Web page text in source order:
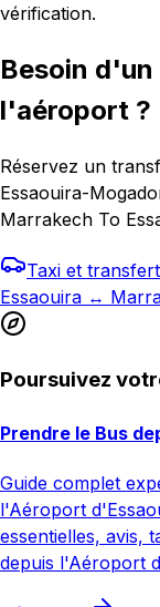
vérification.
Besoin
l'aéroport ?
Réservez un
Essaouira-
Marrakech To
Taxi et
Essaouira ↔
Poursuivez
Prendre le Bus
Guide complet
l'Aéroport
essentielles, avis,
depuis l'Aéroport